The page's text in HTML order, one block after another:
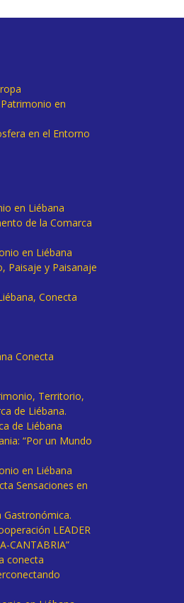
en
en el Entorno
en Liébana
de la Comarca
en Liébana
Paisaje y Paisanaje
Conecta
Conecta
Territorio,
de Liébana.
de Liébana
“Por un Mundo
en Liébana
Sensaciones en
Gastronómica.
LEADER
CANTABRIA”
conecta